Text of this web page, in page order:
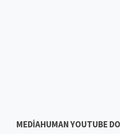
MEDIAHUMAN YOUTUBE